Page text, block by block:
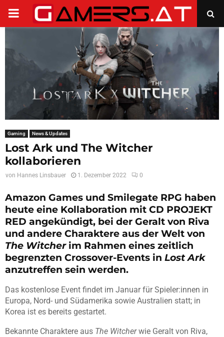
PRIMARY
Gaming News & Updates
Lost Ark und The Witcher
kollaborieren
von Hannes Linsbauer 1. Dezember 2022 0
Amazon Games und Smilegate RPG haben
heute eine Kollaboration mit CD PROJEKT
RED angekündigt, bei der Geralt von Riva
und andere Charaktere aus der Welt von
The Witcherim Rahmen eines zeitlich
begrenzten Crossover-Events in Lost Ark
anzutreffen sein werden.
Das kostenlose Event findet im Januar für Spieler:innen in
Europa, Nord- und Südamerika sowie Australien statt; in
Korea ist es bereits gestartet.
Bekannte Charaktere aus The Witcherwie Geralt von Riva,